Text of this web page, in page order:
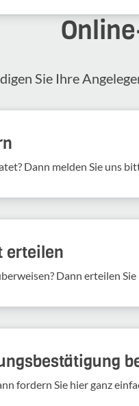
Sie Ihre
Dann melden Sie uns
erteilen
Dann erteilen
fordern Sie hier ganz